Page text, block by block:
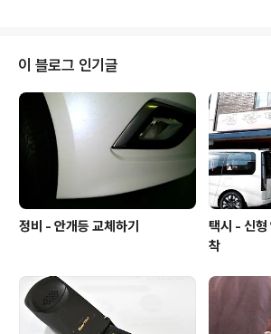
력있는 움직임이 감성을 사로 잡습니다. 앞표지와 뒷표지
입니다. 그냥평범한듯한 포장이죠.. 안쪽엔 비닐포장된 시
그널램프 2개가 들어 있습니다.뽁뽁이라도 해주지... 아쉽
네요... 측면의 센스라이트 마크가 보입니다. 2WAY라서
더블타입입니다. 이것은 미등을 켰을때 모습이죠..이제품
은 워닝캔슬러 내장형이라서 별도의 작업없이 그냥 교..
이 블로그 인기글
정비 - 안개등 교체하기
택시 - 신
착